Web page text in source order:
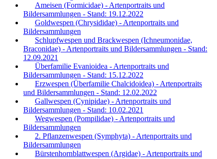
Ameisen (Formicidae) - Artenportraits und
Bildersammlungen - Stand: 19.12.2022
Goldwespen (Chrysididae) - Artenportraits und
Bildersammlungen
Schlupfwespen und Brackwespen (Ichneumonidae,
Braconidae) - Artenportraits und Bildersammlungen - Stand:
12.09.2021
Überfamilie Evanioidea - Artenportraits und
Bildersammlungen - Stand: 15.12.2022
Erzwespen (Überfamilie Chalcidoidea) - Artenportraits
und Bildersammlungen - Stand: 12.02.2022
Gallwespen (Cynipidae) - Artenportraits und
Bildersammlungen - Stand: 10.02.2021
Wegwespen (Pompilidae) - Artenportraits und
Bildersammlungen
2. Pflanzenwespen (Symphyta) - Artenportraits und
Bildersammlungen
Bürstenhornblattwespen (Argidae) - Artenportraits und